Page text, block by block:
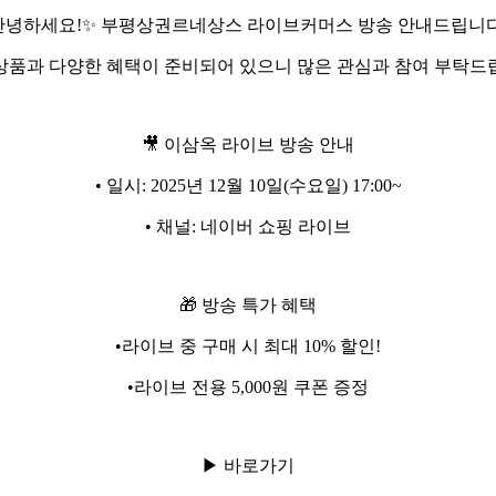
녕하세요!✨ 부평상권르네상스 라이브커머스 방송 안내드립니
품과 다양한 혜택이 준비되어 있으니 많은 관심과 참여 부탁드
🎥 이삼옥 라이브 방송 안내
• 일시: 2025년 12월 10일(수요일) 17:00~
• 채널: 네이버 쇼핑 라이브
🎁 방송 특가 혜택
•라이브 중 구매 시 최대 10% 할인!
•라이브 전용 5,000원 쿠폰 증정
▶ 바로가기